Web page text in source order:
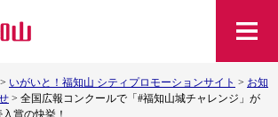
> いがいと！福知山 シティプロモーションサイト > お知
> 全国広報コンクールで「#福知山城チャレンジ」が
賞の快挙！